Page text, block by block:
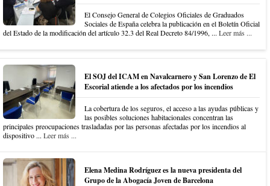
El Consejo General de Colegios Oficiales de Graduados
Sociales de España celebra la publicación en el Boletín Oficial
del Estado de la modificación del artículo 32.3 del Real Decreto 84/1996, ... Leer más ...
El SOJ del ICAM en Navalcarnero y San Lorenzo de El
Escorial atiende a los afectados por los incendios
La cobertura de los seguros, el acceso a las ayudas públicas y
las posibles soluciones habitacionales concentran las
principales preocupaciones trasladadas por las personas afectadas por los incendios al
dispositivo ... Leer más ...
Elena Medina Rodríguez es la nueva presidenta del
Grupo de la Abogacía Joven de Barcelona